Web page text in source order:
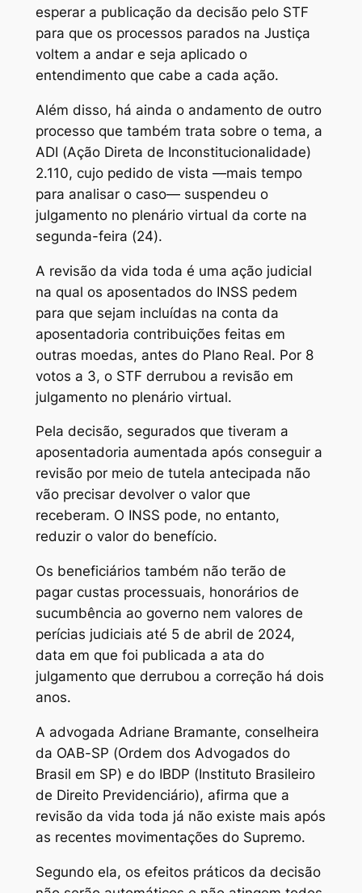
esperar a publicação da decisão pelo STF
para que os processos parados na Justiça
voltem a andar e seja aplicado o
entendimento que cabe a cada ação.
Além disso, há ainda o andamento de outro
processo que também trata sobre o tema, a
ADI (Ação Direta de Inconstitucionalidade)
2.110, cujo pedido de vista —mais tempo
para analisar o caso— suspendeu o
julgamento no plenário virtual da corte na
segunda-feira (24).
A revisão da vida toda é uma ação judicial
na qual os aposentados do INSS pedem
para que sejam incluídas na conta da
aposentadoria contribuições feitas em
outras moedas, antes do Plano Real. Por 8
votos a 3, o STF derrubou a revisão em
julgamento no plenário virtual.
Pela decisão, segurados que tiveram a
aposentadoria aumentada após conseguir a
revisão por meio de tutela antecipada não
vão precisar devolver o valor que
receberam. O INSS pode, no entanto,
reduzir o valor do benefício.
Os beneficiários também não terão de
pagar custas processuais, honorários de
sucumbência ao governo nem valores de
perícias judiciais até 5 de abril de 2024,
data em que foi publicada a ata do
julgamento que derrubou a correção há dois
anos.
A advogada Adriane Bramante, conselheira
da OAB-SP (Ordem dos Advogados do
Brasil em SP) e do IBDP (Instituto Brasileiro
de Direito Previdenciário), afirma que a
revisão da vida toda já não existe mais após
as recentes movimentações do Supremo.
Segundo ela, os efeitos práticos da decisão